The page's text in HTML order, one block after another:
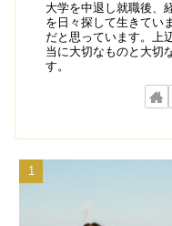
大学を中退し就職後、
を日々探して生きてい
だと思っています。上
当に大切なものと大切
す。